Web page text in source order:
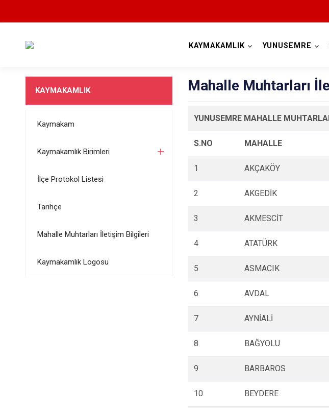
KAYMAKAMLIK YUNUSEMRE
KAYMAKAMLIK
Kaymakam
Kaymakamlık Birimleri
İlçe Protokol Listesi
Tarihçe
Mahalle Muhtarları İletişim Bilgileri
Kaymakamlık Logosu
Mahalle Muhtarları
YUNUSEMRE MAHALLE
S.NO MAHALLE
1 AKÇAKÖY
2 AKGEDİK
3 AKMESCİT
4 ATATÜRK
5 ASMACIK
6 AVDAL
7 AYNİALİ
8 BAĞYOLU
9 BARBAROS
10 BEYDERE